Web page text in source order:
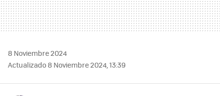
8 Noviembre 2024
Actualizado 8 Noviembre 2024, 13:39